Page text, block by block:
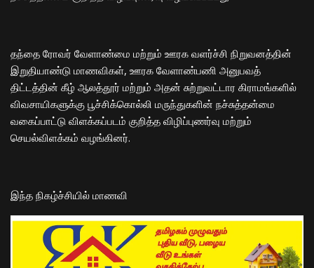
தந்தை ரோவர் வேளாண்மை மற்றும் ஊரக வளர்ச்சி நிறுவனத்தின்
இறுதியாண்டு மாணவிகள், ஊரக வேளாண்பணி அனுபவத்
திட்டத்தின் கீழ் ஆலத்தூர் மற்றும் அதன் சுற்றுவட்டார கிராமங்களில்
விவசாயிகளுக்கு பூச்சிக்கொல்லி மருந்துகளின் நச்சுத்தன்மை
வகைப்பாட்டு விளக்கப்படம் குறித்த விழிப்புணர்வு மற்றும்
செயல்விளக்கம் வழங்கினர்.
இந்த நிகழ்ச்சியில் மாணவி